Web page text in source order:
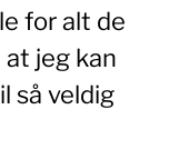
for alt de
jeg kan
så veldig